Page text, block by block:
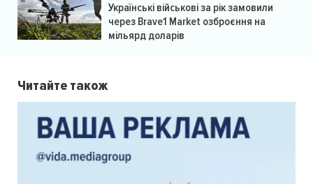
Українські військові за рік замовили
через Brave1 Market озброєння на
мільярд доларів
Читайте також